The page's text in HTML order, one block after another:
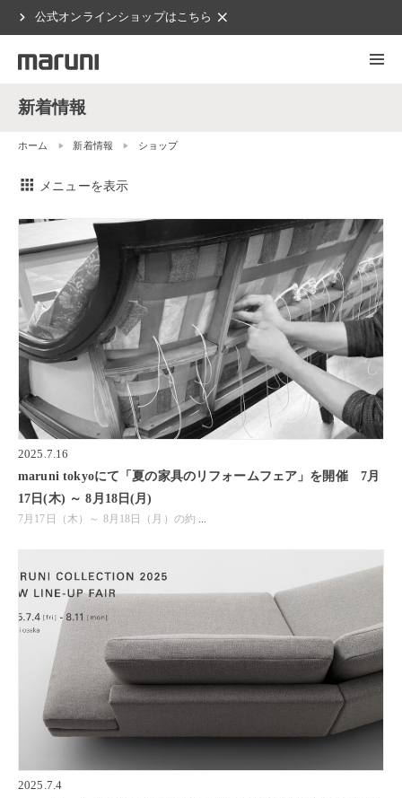
chevron_right 公式オンラインショップはこちら clear
新着情報
ホーム 新着情報 ショップ
apps メニューを表示
2025.7.16
maruni tokyoにて「夏の家具のリフォームフェア」を開催 7月
17日(木) ～ 8月18日(月)
7月17日（木）～ 8月18日（月）の約
2025.7.4